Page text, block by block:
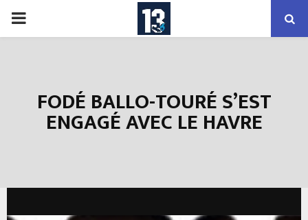
PRIMARY
FODÉ BALLO-TOURÉ S’EST
ENGAGÉ AVEC LE HAVRE